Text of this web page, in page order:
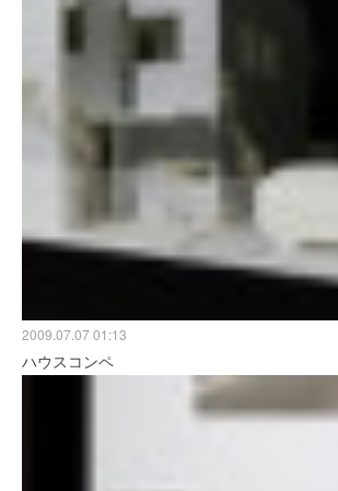
2009.07.07 01:13
ハウスコンペ